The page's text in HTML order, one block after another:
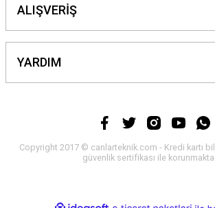
ALIŞVERİŞ
YARDIM
Copyright 2017 © canlarteknik.com - Kredi kartı
güvenlik sertifikası ile